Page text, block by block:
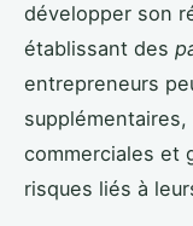
développer son
établissant des
entrepreneurs
commerciales et
risques liés à